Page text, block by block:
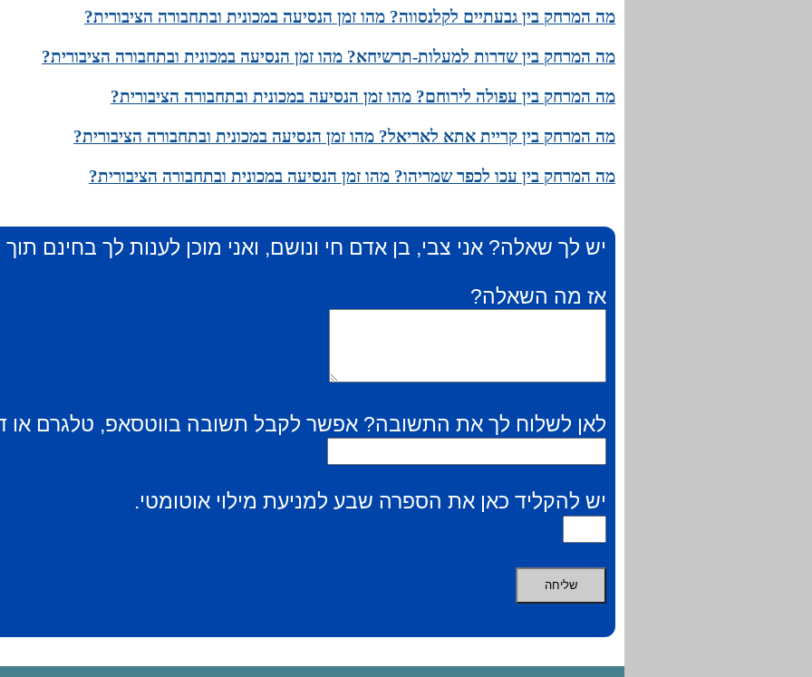
מה המרחק בין גבעתיים לקלנסווה? מהו זמן הנסיעה במכונית ובתחבורה הציבורית?
מה המרחק בין שדרות למעלות-תרשיחא? מהו זמן הנסיעה במכונית ובתחבורה הציבורית?
מה המרחק בין עפולה לירוחם? מהו זמן הנסיעה במכונית ובתחבורה הציבורית?
מה המרחק בין קריית אתא לאריאל? מהו זמן הנסיעה במכונית ובתחבורה הציבורית?
מה המרחק בין עכו לכפר שמריהו? מהו זמן הנסיעה במכונית ובתחבורה הציבורית?
יש לך שאלה? אני צבי, בן אדם חי ונושם, ואני מוכן לענות לך בחינם
אז מה השאלה?
לאן לשלוח לך את התשובה? אפשר לקבל תשובה בווטסאפ, טלגרם או
יש להקליד כאן את הספרה שבע למניעת מילוי אוטומטי.